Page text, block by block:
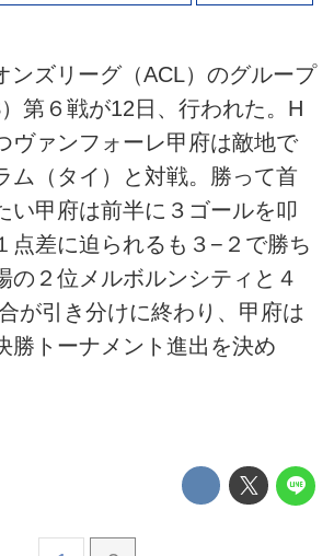
ンズリーグ（ACL）のグループ
第６戦が12日、行われた。H
ヴァンフォーレ甲府は敵地で
ム（タイ）と対戦。勝って首
い甲府は前半に３ゴールを叩
点差に迫られるも３−２で勝ち
の２位メルボルンシティと４
が引き分けに終わり、甲府は
勝トーナメント進出を決め